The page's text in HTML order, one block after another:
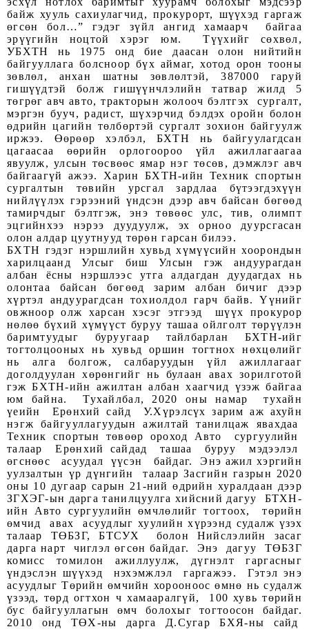
байж хууль сахиулагчид, прокурорт, шүүхэд гаргаж
өгсөн бол…” гэдэг зүйл ангид хамаарч байгаа
эрүүгийн ноцтой хэрэг юм. Түүхийг сөхвөл,
УБХТН нь 1975 онд бие даасан олон нийтийн
байгууллага болсноор бүх аймаг, хотод орон тооны
зөвлөл, анхан шатны зөвлөлтэй, 387000 гаруй
гишүүдтэй болж гишүүнчлэлийн татвар жилд 5
төгрөг авч авто, тракторын жолооч бэлтгэх сургалт,
мэргэн бууч, радист, шүхэрчид бэлдэх оройн болон
өдрийн цагийн төлбөртэй сургалт зохион байгуулж
иржээ. Өөрөөр хэлбэл, БХТН нь байгуулагдсан
цагаасаа өөрийн орлогоороо үйл ажиллагаагаа
явуулж, улсын төсвөөс ямар нэг төсөв, дэмжлэг авч
байгаагүй ажээ. Харин БХТН-ийн Техник спортын
сургалтын төвийн урсгал зардлаа бүтээгдэхүүн
нийлүүлэх гэрээний үндсэн дээр авч байсан бөгөөд
тамирчдыг бэлтгэж, энэ төвөөс улс, тив, олимпт
эцгийнхээ нэрээ дуудуулж, эх орноо дуурсгасан
олон алдар цуутнууд төрөн гарсан билээ.
БХТН гэдэг нэршлийн хувьд хүмүүсийн хоорондын
харилцаанд Улсыг биш Улсын гэж андуурагдан
албан ёсны нэршлээс утга алдагдан дуудагдах нь
олонтаа байсан бөгөөд зарим албан бичиг дээр
хүртэл андуурагдсан тохиолдол гарч байв. Үүнийг
овжноор олж харсан хэсэг этгээд шүүх прокурор
нөлөө бүхий хүмүүст буруу ташаа ойлголт төрүүлэн
баримтуудыг буруугаар тайлбарлан БХТН-ийг
тогтолцооных нь хувьд оршин тогтнох нөхцөлийг
нь алга болгож, салбаруудын үйл ажиллагааг
доголдуулан хөрөнгийг нь булаан авах зорилготой
гэж БХТН-ийн ажилтан албан хаагчид үзэж байгаа
юм байна. Тухайлбал, 2020 оны намар тухайн
үеийн Ерөнхий сайд У.Хүрэлсүх зарим аж ахуйн
нэгж байгууллагуудын ажилтай танилцаж явахдаа
Техник спортын төвөөр ороход Авто сургуулийн
талаар Ерөнхий сайдад ташаа буруу мэдээлэл
өгснөөс асуудал үүсэн байдаг. Энэ ажил хэргийн
уулзалтын үр дүнгийн талаар Засгийн газрын 2020
оны 10 дугаар сарын 21-ний өдрийн хуралдаан дээр
ЗГХЭГ-ын дарга танилцуулга хийсний дагуу БТХН-
ийн Авто сургуулийн өмчлөлийг тогтоох, төрийн
өмчид авах асуудлыг хуулийн хүрээнд судалж үзэх
талаар ТӨБЗГ, БТСУХ болон Нийслэлийн засаг
дарга нарт чиглэл өгсөн байдаг. Энэ дагуу ТӨБЗГ
комисс томилон ажиллуулж, дүгнэлт гаргасныг
үндэслэн шүүхэд нэхэмжлэл гаргажээ. Гэтэл энэ
асуудлыг Төрийн өмчийн хорооноос өмнө нь судалж
үзээд, төрд огтхон ч хамааралгүй, 100 хувь төрийн
бус байгууллагын өмч болохыг тогтоосон байдаг.
2010 онд ТӨХ-ны дарга Д.Сугар БХЯ-ны сайд